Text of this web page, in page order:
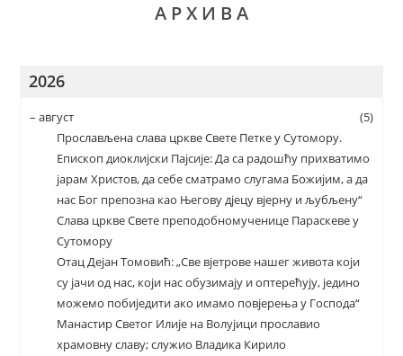
А Р Х И В А
2026
–август
(5)
Прослављена слава цркве Свете Петке у Сутомору.
Епископ диоклијски Пајсије: Да са радошћу прихватимо
јарам Христов, да себе сматрамо слугама Божијим, а да
нас Бог препозна као Његову дјецу вјерну и љубљену“
Слава цркве Свете преподобномученице Параскеве у
Сутомору
Отац Дејан Томовић: „Све вјетрове нашег живота који
су јачи од нас, који нас обузимају и оптерећују, једино
можемо побиједити ако имамо повјерења у Господа“
Манастир Светог Илије на Волујици прославио
храмовну славу; служио Владика Кирило